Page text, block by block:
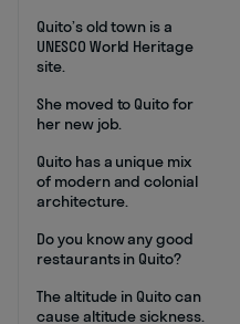
Quito’s old town is a
UNESCO World Heritage
site.
She moved to Quito for
her new job.
Quito has a unique mix
of modern and colonial
architecture.
Do you know any good
restaurants in Quito?
The altitude in Quito can
cause altitude sickness.